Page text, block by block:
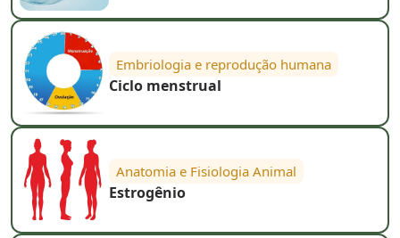
Embriologia e reprodução humana
Ciclo menstrual
Anatomia e Fisiologia Animal
Estrogênio